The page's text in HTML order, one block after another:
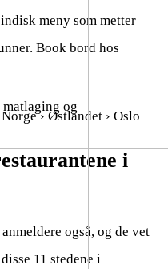
og
meny som metter
Book bord hos
› Østlandet › Oslo
i
også, og de vet
11 stedene i